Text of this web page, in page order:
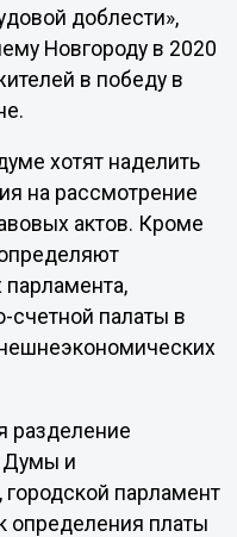
доблести»,
Новгороду в 2020
в победу в
хотят наделить
на рассмотрение
актов. Кроме
счетной палаты в
разделение
Думы и
парламент
определения платы